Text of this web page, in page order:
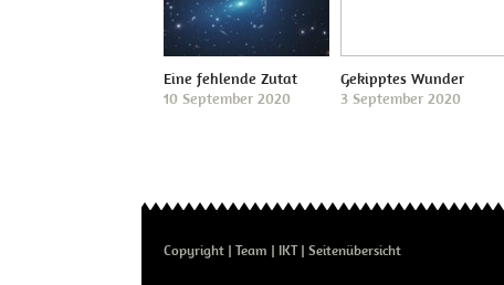
Eine fehlende Zutat
10 September 2020
Gekipptes Wunder
3 September 2020
Copyright Team IKT Seitenübersicht